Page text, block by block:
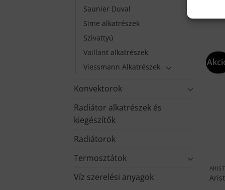
Saunier Duval
Sime alkatrészek
Szivattyú
Vaillant alkatrészek
Viessmann Alkatrészek
Konvektorok
Radiátor alkatrészek és
kiegészítők
Radiátorok
Termosztátok
Víz szerelési anyagok